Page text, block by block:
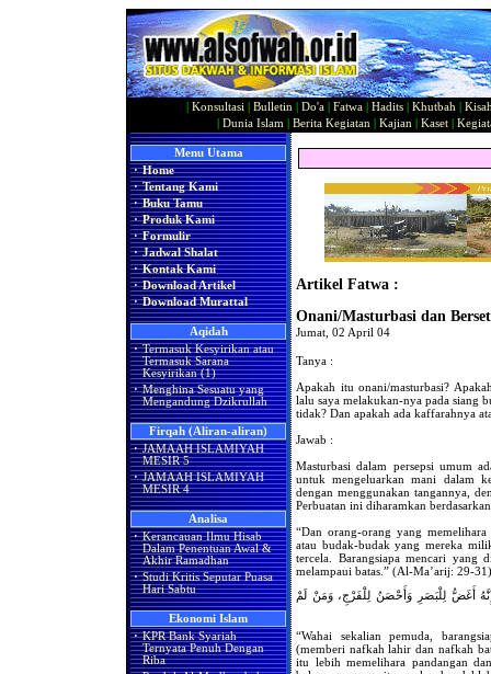
Konsultasi Bulletin Do'a Fatwa Hadits Khutbah
Dunia Islam Berita Kegiatan Kajian Kaset|
Menu Utama
· Home
· Tentang Kami
· Buku Tamu
· Produk Kami
· Formulir
· Jadwal Shalat
· Kontak Kami
· Download Artikel
· Download Murattal
Aqidah
· Termasuk Kesyirikan atau
Termasuk Sarana
Kesyirikan (1)
· Menghina Sesuatu yang
Mengandung Dzikrullah
Firqah (Aliran-aliran)
· JAMAAH ISLAMIYAH
MESIR 5
· JAMAAH ISLAMIYAH
MESIR 4
Analisa
· Kerancauan Ilmu Hisab
Dalam Penentuan Awal &
Akhir Ramadhan
· Studi Kritis Seputar Puasa
Hari Sabtu
Ekonomi Islam
· KPR Bank Syariah
Ternyata Penuh Dengan
Riba
Artikel Fatwa :
Onani/Masturbasi dan
Jumat, 02 April 04
Tanya :
Apakah itu onani/masturbasi?
lalu saya melakukan-nya pada siang
tidak? Dan apakah ada kaffarahnya
Jawab :
Masturbasi dalam persepsi umum
untuk mengeluarkan mani dalam
dengan menggunakan tangannya,
Perbuatan ini diharamkan
“Dan orang-orang yang
atau budak-budak yang mereka
tercela. Barangsiapa mencari
melampaui batas.” (Al-Ma’arij: 29-
أَغَضُّ لِلْبَصَرِ وَأَحْصَنُ لِلْفَرْجِ، وَمَنْ لَمْ
“Wahai sekalian pemuda,
(memberi nafkah lahir dan nafkah
itu lebih memelihara pandangan